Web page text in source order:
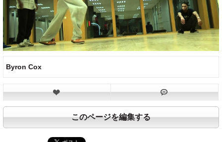
Byron Cox
このページを編集する